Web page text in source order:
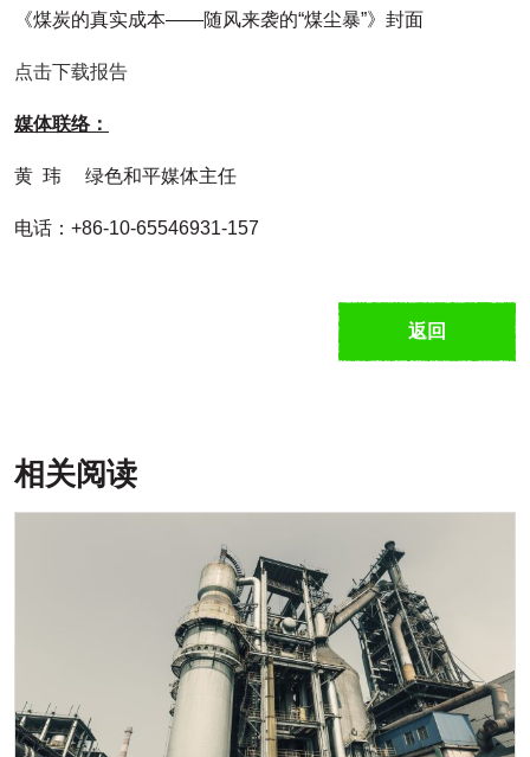
《煤炭的真实成本——随风来袭的“煤尘暴”》封面
点击下载报告
媒体联络：
黄 玮 绿色和平媒体主任
电话：+86-10-65546931-157
返回
相关阅读